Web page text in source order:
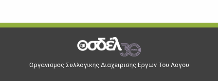
Οργανισμος Συλλογικης Διαχειρισης Εργων Του Λογου